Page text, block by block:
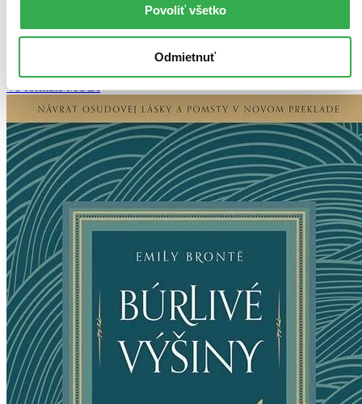
Povoliť všetko
Odmietnuť
Zrušiť filtre
Vo formáte MOBI